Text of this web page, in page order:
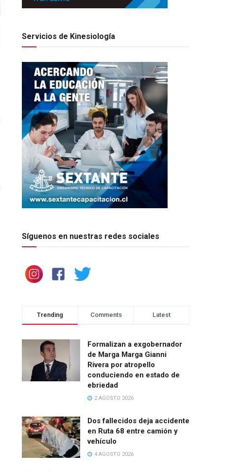
Servicios de Kinesiología
Síguenos en nuestras redes sociales
Trending Comments Latest
Formalizan a exgobernador
de Marga Marga Gianni
Rivera por atropello
conduciendo en estado de
ebriedad
2 AGOSTO 2026
Dos fallecidos deja accidente
en Ruta 68 entre camión y
vehículo
4 AGOSTO 2026